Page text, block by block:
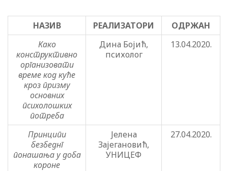
НАЗИВ РЕАЛИЗАТОРИ
ОДРЖАН
Како
конструктивно
организовати
време код куће
кроз призму
основних
психолошких
потреба
Дина Бојић,
психолог
13.04.2020.
Принципи
безбеднг
понашања у доба
короне
Јелена
Зајегановић,
УНИЦЕФ
27.04.2020.